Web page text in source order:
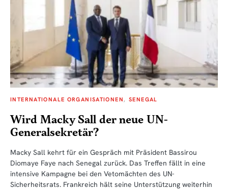
INTERNATIONALE ORGANISATIONEN SENEGAL
Wird Macky Sall der neue UN-
Generalsekretär?
Macky Sall kehrt für ein Gespräch mit Präsident Bassirou
Diomaye Faye nach Senegal zurück. Das Treffen fällt in eine
intensive Kampagne bei den Vetomächten des UN-
Sicherheitsrats. Frankreich hält seine Unterstützung weiterhin